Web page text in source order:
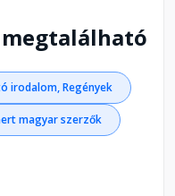
irodalom, Regények
magyar szerzők